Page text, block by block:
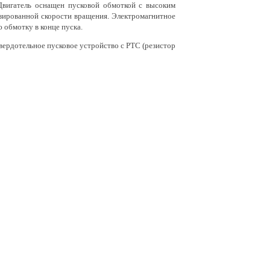
оснащен пусковой обмоткой с высоким
скорости вращения. Электромагнитное
обмотку в конце пуска.
пусковое устройство с PTC (резистор